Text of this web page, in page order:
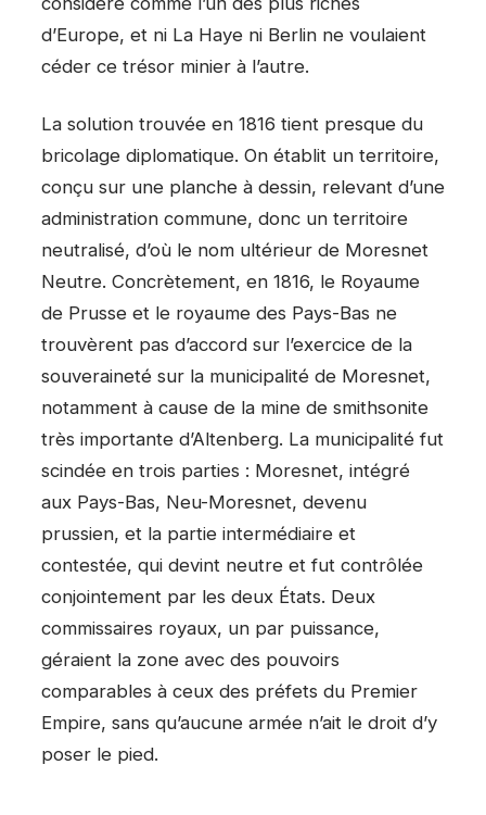
d’Europe, et ni La Haye ni Berlin ne voulaient
céder ce trésor minier à l’autre.
La solution trouvée en 1816 tient presque du
bricolage diplomatique. On établit un territoire,
conçu sur une planche à dessin, relevant d’une
administration commune, donc un territoire
neutralisé, d’où le nom ultérieur de Moresnet
Neutre. Concrètement, en 1816, le Royaume
de Prusse et le royaume des Pays-Bas ne
trouvèrent pas d’accord sur l’exercice de la
souveraineté sur la municipalité de Moresnet,
notamment à cause de la mine de smithsonite
très importante d’Altenberg. La municipalité fut
scindée en trois parties : Moresnet, intégré
aux Pays-Bas, Neu-Moresnet, devenu
prussien, et la partie intermédiaire et
contestée, qui devint neutre et fut contrôlée
conjointement par les deux États. Deux
commissaires royaux, un par puissance,
géraient la zone avec des pouvoirs
comparables à ceux des préfets du Premier
Empire, sans qu’aucune armée n’ait le droit d’y
poser le pied.